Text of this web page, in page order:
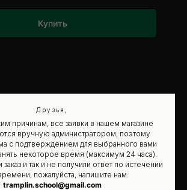
Друзья,
причинам, все заявки в нашем магазине
вручную администратором, поэтому
с подтверждением для выбранного вами
некоторое время (максимум 24 часа).
заказ и так и не получили ответ по истечении
пожалуйста, напишите нам:
tramplin.school@gmail.com
Купить